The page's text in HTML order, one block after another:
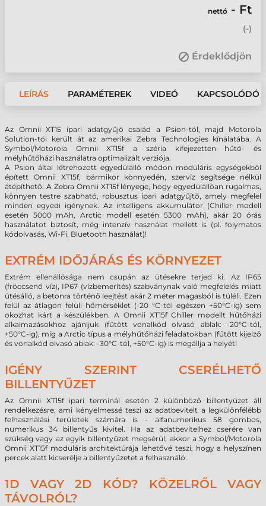
nettó - Ft
(-)
Érdeklődjön
LEÍRÁS PARAMÉTEREK VIDEÓ KAPCSOLÓDÓ
Az Omnii XT15 ipari adatgyűjő család a Psion-tól, majd Motorola
Solution-tól került át az amerikai Zebra Technologies kínálatába. A
Symbol/Motorola Omnii XT15f a széria kifejezetten hűtő- és
mélyhűtőházi használatra optimalizált verziója.
A Psion által létrehozott egyedülálló módon moduláris egységekből
épített Omnii XT15f, bármikor könnyedén, szerviz segítsége nélkül
átépíthető. A Zebra Omnii XT15f lényege, hogy egyedülállóan rugalmas,
könnyen testre szabható, robusztus ipari adatgyűjtő, amely megfelel
minden egyedi igénynek. Az intelligens akkumulátor (Chiller modell
esetén 5000 mAh, Arctic modell esetén 5300 mAh), akár 20 órás
használatot biztosít, még intenzív használat mellett is (pl. folymatos
kódolvasás, Wi-Fi, Bluetooth használat)!
EXTRÉM IDŐJÁRÁS ÉS KÖRNYEZET
Extrém ellenállósága nem csupán az ütésekre terjed ki. Az IP65
(fröccsenő víz), IP67 (vízbemerítés) szabványnak való megfelelés miatt
ütésálló, a betonra történő leejtést akár 2 méter magasból is túléli. Ezen
felül az átlagon felüli hőmérséklet (-20 °C-tól egészen +50°C-ig) sem
okozhat kárt a készülékben. A Omnii XT15f Chiller modellt hűtőházi
alkalmazásokhoz ajánljuk (fűtött vonalkód olvasó ablak: -20°C-tól,
+50°C-ig), míg a Arctic típus a mélyhűtőházi feladatokban (fűtött kijelző
és vonalkód olvasó ablak: -30°C-tól, +50°C-ig) is megállja a helyét!
IGÉNY SZERINT CSERÉLHETŐ
BILLENTYŰZET
Az Omnii XT15f ipari terminál esetén 2 különböző billentyűzet áll
rendelkezésre, ami kényelmessé teszi az adatbevitelt a legkülönfélébb
felhasználási területek számára is - alfanumerikus 58 gombos,
numerikus 34 billentyűs kivitel. Ha az adatbevitelhez cserére van
szükség vagy az egyik billentyűzet megsérül, akkor a Symbol/Motorola
Omnii XT15f moduláris architektúrája lehetővé teszi, hogy a helyszínen
percek alatt kicserélje a billentyűzetet a felhasználó.
1D VAGY 2D KÓD? KÖZELRŐL VAGY
TÁVOLRÓL?